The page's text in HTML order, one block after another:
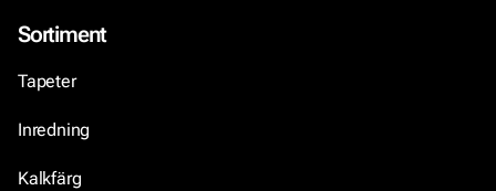
Sortiment
Tapeter
Inredning
Kalkfärg